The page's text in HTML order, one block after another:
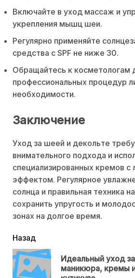
Включайте в уход массаж и
укрепления мышц шеи.
Регулярно применяйте
средства с SPF не ниже 30.
Обращайтесь к косметологам
профессиональных процедур
необходимости.
Заключение
Уход за шеей и декольте
внимательного подхода и
специализированных кремов с
эффектом. Регулярное
солнца и правильная техника
сохранить упругость и
зонах на долгое время.
читать
еще
Назад
Идеальный уход
маникюра, кремы